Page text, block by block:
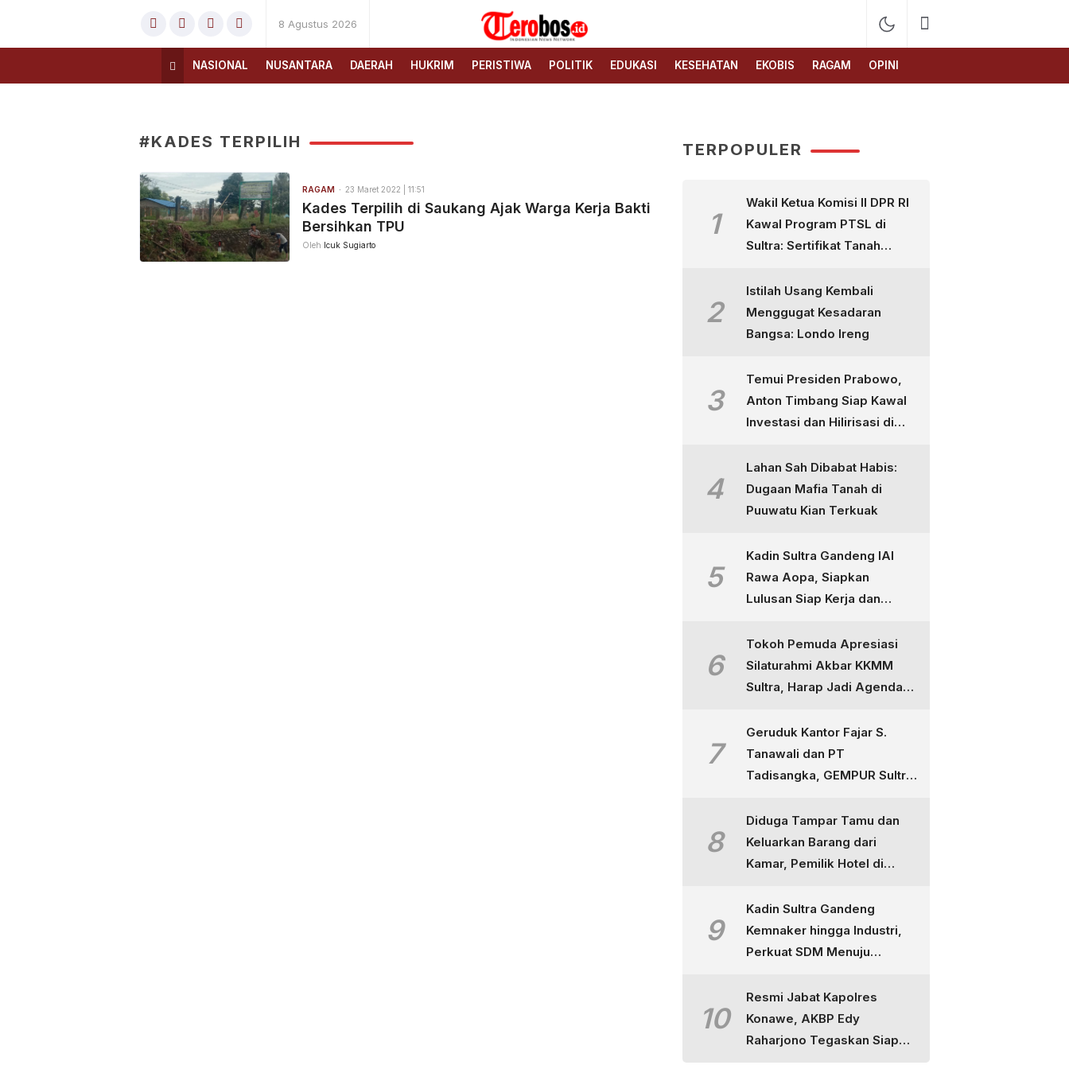
8 Agustus 2026
Terobos.id – Kabar terkini
dari Indonesia
Media siber yang
menyajikan berita terbaru
dan kabar terkini dari
NASIONAL NUSANTARA DAERAH HUKRIM PERISTIWA POLITIK EDUKASI KESEHATAN EKOBIS RAGAM OPINI
#KADES TERPILIH
RAGAM 23 Maret 2022 | 11:51
Kades Terpilih di Saukang Ajak Warga Kerja Bakti
Bersihkan TPU
Oleh Icuk Sugiarto
TERPOPULER
1
Wakil Ketua Komisi II DPR RI
Kawal Program PTSL di
Sultra: Sertifikat Tanah
Kertas
2
Istilah Usang Kembali
Menggugat Kesadaran
Bangsa: Londo Ireng
3
Temui Presiden Prabowo,
Anton Timbang Siap Kawal
Investasi dan Hilirisasi di
4
Lahan Sah Dibabat Habis:
Dugaan Mafia Tanah di
Puuwatu Kian Terkuak
5
Kadin Sultra Gandeng IAI
Rawa Aopa, Siapkan
Lulusan Siap Kerja dan
6
Tokoh Pemuda Apresiasi
Silaturahmi Akbar KKMM
Sultra, Harap Jadi Agenda
7
Geruduk Kantor Fajar S.
Tanawali dan PT
Tadisangka, GEMPUR Sultra
Puuwatu
8
Diduga Tampar Tamu dan
Keluarkan Barang dari
Kamar, Pemilik Hotel di
9
Kadin Sultra Gandeng
Kemnaker hingga Industri,
Perkuat SDM Menuju
10
Resmi Jabat Kapolres
Konawe, AKBP Edy
Raharjono Tegaskan Siap